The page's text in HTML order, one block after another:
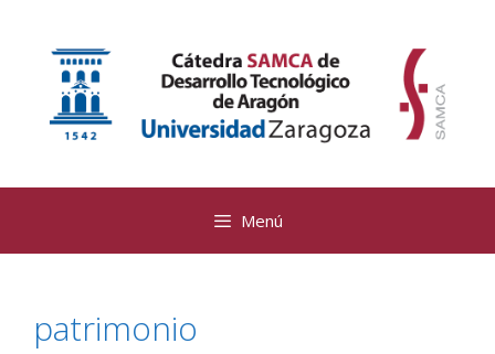
contenido
Menú
patrimonio